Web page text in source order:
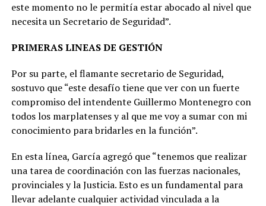
este momento no le permitía estar abocado al nivel que
necesita un Secretario de Seguridad”.
PRIMERAS LINEAS DE GESTIÓN
Por su parte, el flamante secretario de Seguridad,
sostuvo que “este desafío tiene que ver con un fuerte
compromiso del intendente Guillermo Montenegro con
todos los marplatenses y al que me voy a sumar con mi
conocimiento para bridarles en la función”.
En esta línea, García agregó que “tenemos que realizar
una tarea de coordinación con las fuerzas nacionales,
provinciales y la Justicia. Esto es un fundamental para
llevar adelante cualquier actividad vinculada a la